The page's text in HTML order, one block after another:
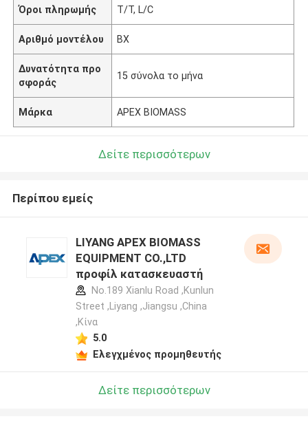
Όροι πληρωμής T/T, L/C
Αριθμό μοντέλου BX
Δυνατότητα προ
σφοράς
15 σύνολα το μήνα
Μάρκα APEX BIOMASS
Δείτε περισσότερων
Περίπου εμείς
LIYANG APEX BIOMASS
EQUIPMENT CO.,LTD
προφίλ κατασκευαστή
No.189 Xianlu Road ,Kunlun
Street ,Liyang ,Jiangsu ,China
,Κίνα
5.0
Ελεγχμένος προμηθευτής
Δείτε περισσότερων